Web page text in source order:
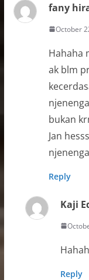
fany
October
Hahaha
ak blm
bukan
Jan
Reply
Kaji
Reply